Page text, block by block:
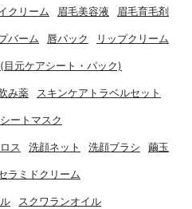
クリーム 眉毛美容液 眉毛育毛剤
バーム 唇パック リップクリーム
目元ケアシート・パック)
み薬 スキンケアトラベルセット
ートマスク
ス 洗顔ネット 洗顔ブラシ 繭玉
ラミドクリーム
スクワランオイル